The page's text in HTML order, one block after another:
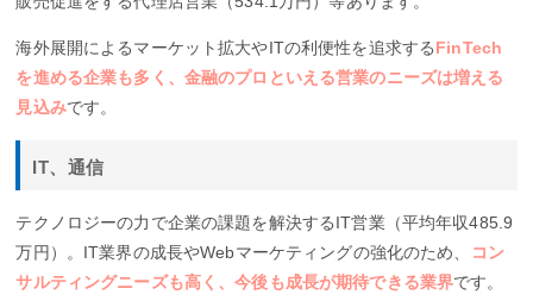
海外展開によるマーケット拡大やITの利便性を追求するFinTech
を進める企業も多く、金融のプロといえる営業のニーズは増える
見込みです。
IT、通信
テクノロジーの力で企業の課題を解決するIT営業（平均年収485.9
万円）。IT業界の成長やWebマーケティングの強化のため、
コン
サルティングニーズも高く、今後も成長が期待できる業界です。